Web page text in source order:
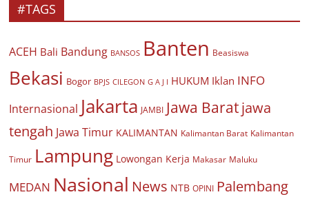
#TAGS
ACEH Bali Bandung BANSOS Banten Beasiswa
Bekasi Bogor BPJS CILEGON G A J I HUKUM Iklan INFO
Internasional Jakarta JAMBI Jawa Baratjawa
tengah Jawa Timur KALIMANTAN Kalimantan Barat Kalimantan
Timur Lampung Lowongan Kerja Makasar Maluku
MEDAN Nasional News NTB OPINI Palembang